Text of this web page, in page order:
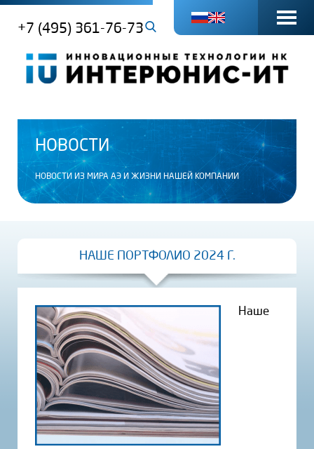
+7 (495) 361-76-73
НОВОСТИ
НОВОСТИ ИЗ МИРА АЭ И ЖИЗНИ НАШЕЙ КОМПАНИИ
НАШЕ ПОРТФОЛИО 2024 Г.
Наше